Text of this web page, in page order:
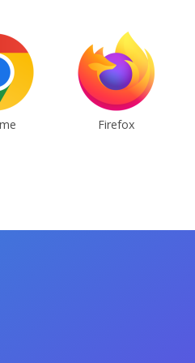
Firefox